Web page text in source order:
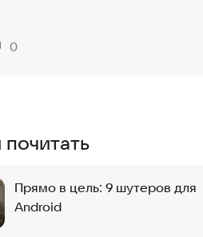
на улицах
гонки - это испытание. Вас
карьере уличного гонщика.
самые крутые
0
Прямо в цель: 9 шутеров для
Android